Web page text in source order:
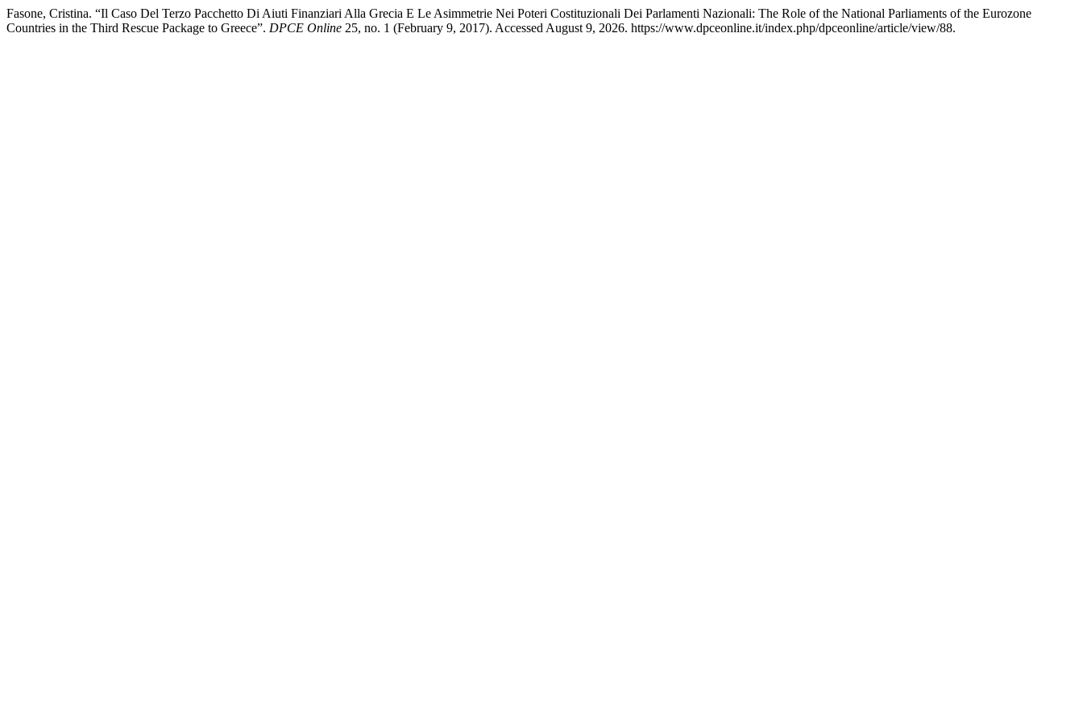
Fasone, Cristina. “Il Caso Del Terzo Pacchetto Di Aiuti Finanziari Alla Grecia E Le Asimmetrie Nei Poteri Costituzionali Dei Parlamenti Nazionali: The Role of the National Parliaments of the Eurozone
Countries in the Third Rescue Package to Greece”. DPCE Online 25, no. 1 (February 9, 2017). Accessed August 9, 2026. https://www.dpceonline.it/index.php/dpceonline/article/view/88.